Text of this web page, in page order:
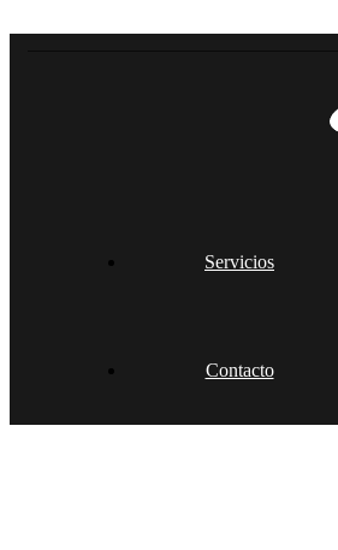
Servicios
Contacto